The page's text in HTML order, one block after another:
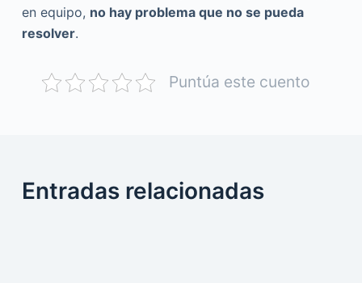
en equipo, no hay problema que no se pueda
resolver.
Puntúa este cuento
Entradas relacionadas